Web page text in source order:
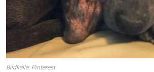
Bildkälla: Pinterest